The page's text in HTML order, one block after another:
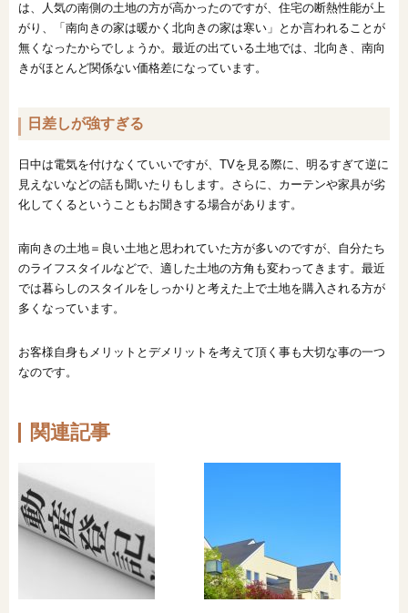
は、人気の南側の土地の方が高かったのですが、住宅の断熱性能が上
がり、「南向きの家は暖かく北向きの家は寒い」とか言われることが
無くなったからでしょうか。最近の出ている土地では、北向き、南向
きがほとんど関係ない価格差になっています。
日差しが強すぎる
日中は電気を付けなくていいですが、TVを見る際に、明るすぎて逆に
見えないなどの話も聞いたりもします。さらに、カーテンや家具が劣
化してくるということもお聞きする場合があります。
南向きの土地＝良い土地と思われていた方が多いのですが、自分たち
のライフスタイルなどで、適した土地の方角も変わってきます。最近
では暮らしのスタイルをしっかりと考えた上で土地を購入される方が
多くなっています。
お客様自身もメリットとデメリットを考えて頂く事も大切な事の一つ
なのです。
関連記事